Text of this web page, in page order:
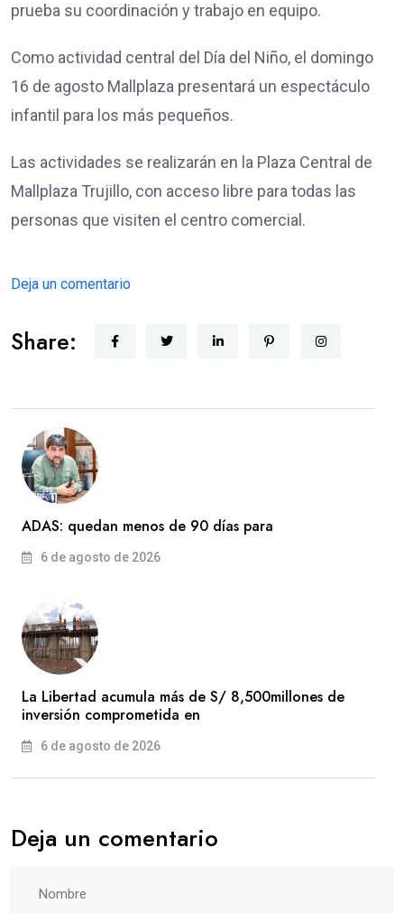
prueba su coordinación y trabajo en equipo.
Como actividad central del Día del Niño, el domingo
16 de agosto Mallplaza presentará un espectáculo
infantil para los más pequeños.
Las actividades se realizarán en la Plaza Central de
Mallplaza Trujillo, con acceso libre para todas las
personas que visiten el centro comercial.
Deja un comentario
Share:
ADAS: quedan menos de 90 días para
6 de agosto de 2026
La Libertad acumula más de S/ 8,500millones de
inversión comprometida en
6 de agosto de 2026
Deja un comentario